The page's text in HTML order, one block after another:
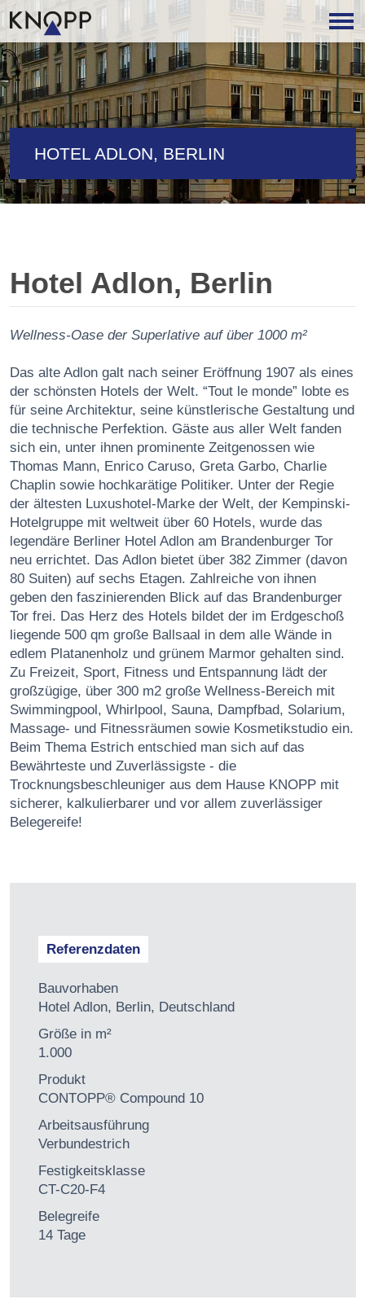
HOTEL ADLON, BERLIN
Hotel Adlon, Berlin
Wellness-Oase der Superlative auf über 1000 m²
Das alte Adlon galt nach seiner Eröffnung 1907 als eines
der schönsten Hotels der Welt. “Tout le monde” lobte es
für seine Architektur, seine künstlerische Gestaltung und
die technische Perfektion. Gäste aus aller Welt fanden
sich ein, unter ihnen prominente Zeitgenossen wie
Thomas Mann, Enrico Caruso, Greta Garbo, Charlie
Chaplin sowie hochkarätige Politiker. Unter der Regie
der ältesten Luxushotel-Marke der Welt, der Kempinski-
Hotelgruppe mit weltweit über 60 Hotels, wurde das
legendäre Berliner Hotel Adlon am Brandenburger Tor
neu errichtet. Das Adlon bietet über 382 Zimmer (davon
80 Suiten) auf sechs Etagen. Zahlreiche von ihnen
geben den faszinierenden Blick auf das Brandenburger
Tor frei. Das Herz des Hotels bildet der im Erdgeschoß
liegende 500 qm große Ballsaal in dem alle Wände in
edlem Platanenholz und grünem Marmor gehalten sind.
Zu Freizeit, Sport, Fitness und Entspannung lädt der
großzügige, über 300 m2 große Wellness-Bereich mit
Swimmingpool, Whirlpool, Sauna, Dampfbad, Solarium,
Massage- und Fitnessräumen sowie Kosmetikstudio ein.
Beim Thema Estrich entschied man sich auf das
Bewährteste und Zuverlässigste - die
Trocknungsbeschleuniger aus dem Hause KNOPP mit
sicherer, kalkulierbarer und vor allem zuverlässiger
Belegereife!
Referenzdaten
Bauvorhaben
Hotel Adlon, Berlin, Deutschland
Größe in m²
1.000
Produkt
CONTOPP® Compound 10
Arbeitsausführung
Verbundestrich
Festigkeitsklasse
CT-C20-F4
Belegreife
14 Tage